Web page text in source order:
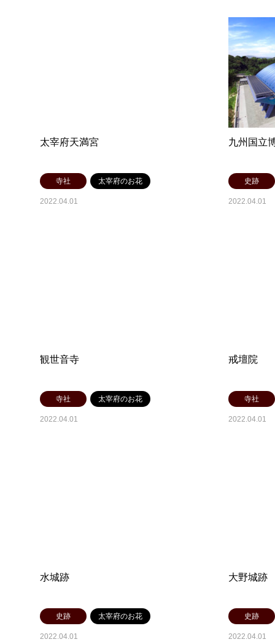
太宰府天満宮
寺社 太宰府のお花
2022.04.01
九州国立
史跡
2022.04.01
観世音寺
寺社 太宰府のお花
2022.04.01
戒壇院
寺社
2022.04.01
水城跡
史跡 太宰府のお花
2022.04.01
大野城跡
史跡
2022.04.01